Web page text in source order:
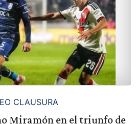
CLAUSURA
Miramón en el triunfo de